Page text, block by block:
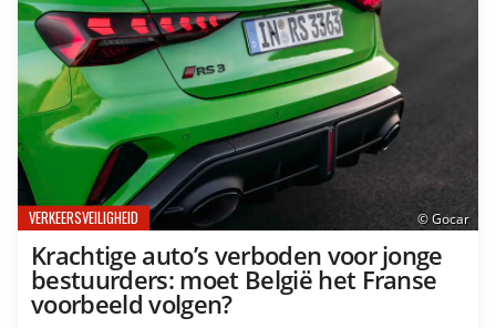
© Gocar
VERKEERSVEILIGHEID
Krachtige auto’s verboden voor jonge
bestuurders: moet België het Franse
voorbeeld volgen?